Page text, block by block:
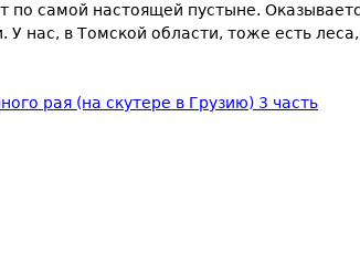
самой настоящей пустыне.
нас, в Томской области, тоже есть
рая (на cкутере в Грузию) 3 часть